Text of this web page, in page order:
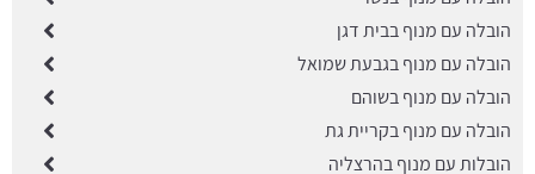
הובלה עם מנוף בבית דגן
הובלה עם מנוף בגבעת שמואל
הובלה עם מנוף בשוהם
הובלה עם מנוף בקריית גת
הובלות עם מנוף בהרצליה